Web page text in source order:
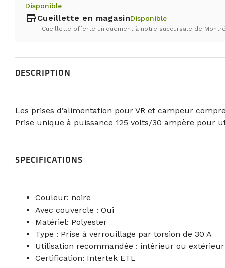
Disponible
store Cueillette en magasinDisponible
Cueillette offerte uniquement à notre succursale de
DESCRIPTION
Les prises d’alimentation pour VR et campeur
Prise unique à puissance 125 volts/30 ampère pour
SPECIFICATIONS
Couleur: noire
Avec couvercle : Oui
Matériel: Polyester
Type : Prise à verrouillage par torsion de 30 A
Utilisation recommandée : intérieur ou extérieur
Certification: Intertek ETL